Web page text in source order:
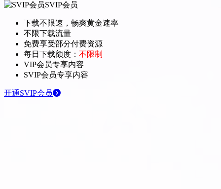
SVIP会员
下载不限速，畅爽黄金速率
不限下载流量
免费享受部分付费资源
每日下载额度： 不限制
VIP会员专享内容
SVIP会员专享内容
开通SVIP会员